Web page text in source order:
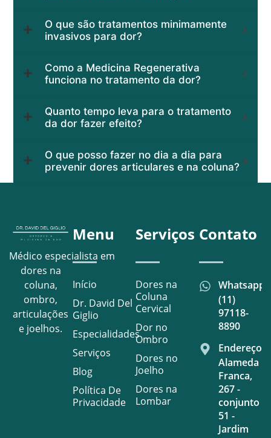
O que são tratamentos minimamente
invasivos para dor?
Como a Medicina Regenerativa
funciona no tratamento da dor?
Quanto tempo leva para o tratamento
da dor fazer efeito?
O que posso fazer no dia a dia para
prevenir dores articulares e na coluna?
Médico especialista em
dores na
coluna,
ombro,
articulações
e joelhos.
Menu
Início
Dr. David Del
Giglio
Especialidades
Serviços
Blog
Política De
Privacidade
Serviços
Dores na
Coluna
Cervical
Dor no
Ombro
Dores no
Joelho
Dores na
Lombar
Contato
Whatsapp
(11)
97118-
8890
Endereço
Alameda
Franca,
267 -
conjunto
51 -
Jardim